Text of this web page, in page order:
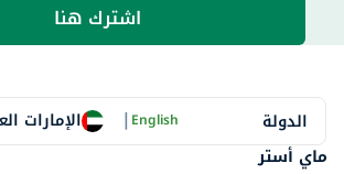
اشترك هنا
الدولة الإمارات |English
ماي أستر